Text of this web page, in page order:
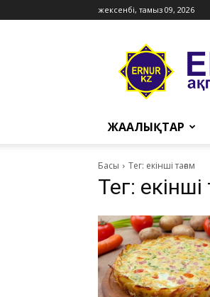
жексенбі, тамыз 09, 2026
Ernur
Press
ЖАҢАЛЫҚТАР
Басы Тег: екінші тағам
Тег: екінші